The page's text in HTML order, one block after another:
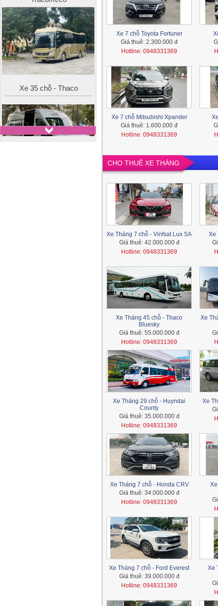
Xe 35 chỗ - Thaco
Xe 16 chỗ - Hyundai Solati
Xe 7 chỗ Toyota Fortuner
Giá thuê: 2.300.000 đ
Hotline: 0948331369
Xe 7 chỗ Mitsubishi Xpander
Giá thuê: 1.600.000 đ
Hotline: 0948331369
CHO THUÊ XE THÁNG
Xe Tháng 7 chỗ - Vinfsat Lux SA
Giá thuê: 42.000.000 đ
Hotline: 0948331369
Xe
Xe Tháng 45 chỗ - Thaco
Bluesky
Giá thuê: 55.000.000 đ
Hotline: 0948331369
Xe
Xe Tháng 29 chỗ - Huyndai
County
Giá thuê: 35.000.000 đ
Hotline: 0948331369
Xe
Xe Tháng 7 chỗ - Honda CRV
Giá thuê: 34.000.000 đ
Hotline: 0948331369
Xe Tháng 7 chỗ - Ford Everest
Giá thuê: 39.000.000 đ
Hotline: 0948331369
Xe